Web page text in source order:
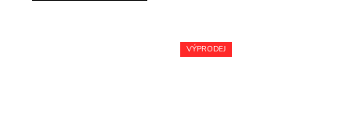
VÝPRODEJ